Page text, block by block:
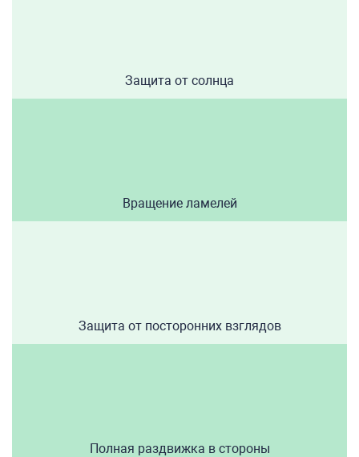
Защита от солнца
Вращение ламелей
Защита от посторонних взглядов
Полная раздвижка в стороны